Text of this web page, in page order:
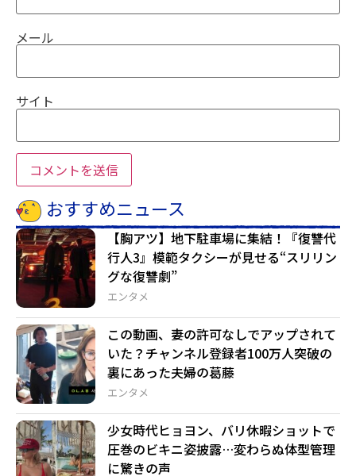
メール
サイト
おすすめニュース
エンタメ
【胸アツ】地下駐車場に集結！『復讐代
行人3』模範タクシーが見せる“スリリン
グな復讐劇”
エンタメ
この動画、妻の許可なしでアップされて
いた？チャンネル登録者100万人突破の
裏にあった夫婦の葛藤
少女時代ヒョヨン、バリ休暇ショットで
圧巻のビキニ姿披露…変わらぬ体型管理
に驚きの声